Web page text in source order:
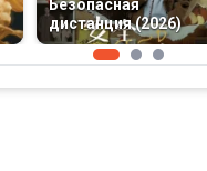
Безопасная
дистанция (2026)